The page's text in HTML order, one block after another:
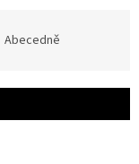
Abecedně